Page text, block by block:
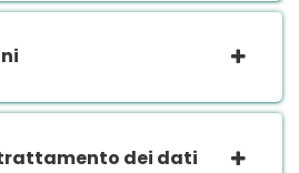
dei dati